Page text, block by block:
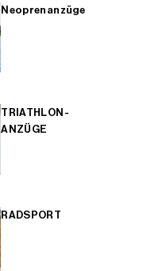
Neoprenanzüge
TRIATHLON-
ANZÜGE
RADSPORT